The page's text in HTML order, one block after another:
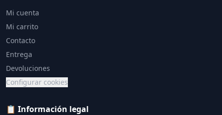
Mi cuenta
Mi carrito
Contacto
Entrega
Devoluciones
Configurar cookies
📋 Información legal